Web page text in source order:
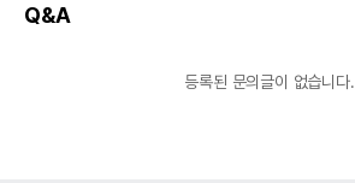
Q&A
등록된 문의글이 없습니다.